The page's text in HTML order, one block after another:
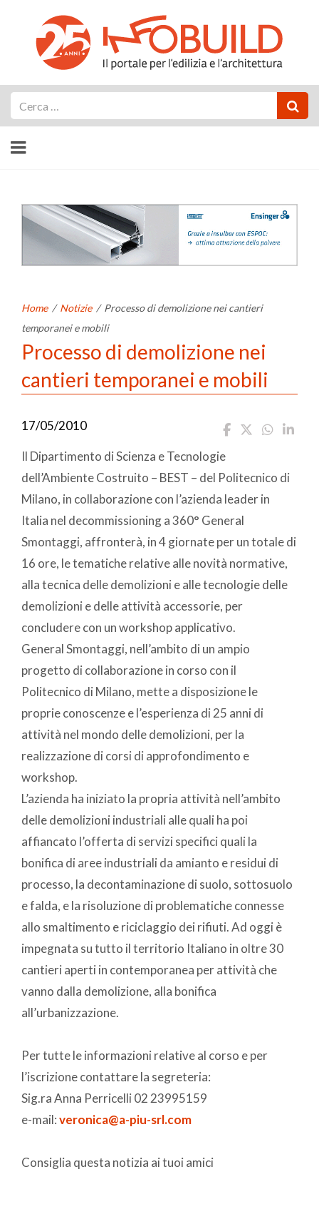
Home / Notizie / Processo di demolizione nei cantieri
temporanei e mobili
Processo di demolizione nei
cantieri temporanei e mobili
17/05/2010
Il Dipartimento di Scienza e Tecnologie
dell’Ambiente Costruito – BEST – del Politecnico di
Milano, in collaborazione con l’azienda leader in
Italia nel decommissioning a 360° General
Smontaggi, affronterà, in 4 giornate per un totale di
16 ore, le tematiche relative alle novità normative,
alla tecnica delle demolizioni e alle tecnologie delle
demolizioni e delle attività accessorie, per
concludere con un workshop applicativo.
General Smontaggi, nell’ambito di un ampio
progetto di collaborazione in corso con il
Politecnico di Milano, mette a disposizione le
proprie conoscenze e l’esperienza di 25 anni di
attività nel mondo delle demolizioni, per la
realizzazione di corsi di approfondimento e
workshop.
L’azienda ha iniziato la propria attività nell’ambito
delle demolizioni industriali alle quali ha poi
affiancato l’offerta di servizi specifici quali la
bonifica di aree industriali da amianto e residui di
processo, la decontaminazione di suolo, sottosuolo
e falda, e la risoluzione di problematiche connesse
allo smaltimento e riciclaggio dei rifiuti. Ad oggi è
impegnata su tutto il territorio Italiano in oltre 30
cantieri aperti in contemporanea per attività che
vanno dalla demolizione, alla bonifica
all’urbanizzazione.
Per tutte le informazioni relative al corso e per
l’iscrizione contattare la segreteria:
Sig.ra Anna Perricelli 02 23995159
e-mail:veronica@a-piu-srl.com
Consiglia questa notizia ai tuoi amici